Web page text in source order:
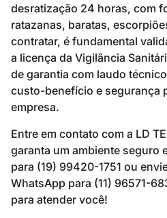
desratização 24 horas, com
ratazanas, baratas,
contratar, é fundamental
a licença da Vigilância
de garantia com laudo
custo-benefício e segurança
empresa.
Entre em contato com a LD
garanta um ambiente seguro
para (19) 99420-1751 ou
WhatsApp para (11) 96571-
para atender você!